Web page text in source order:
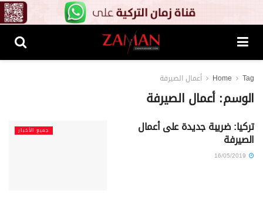
Home Tag أعمال الصيرفة
الوسم:أعمال الصيرفة
جميع الأخبار تركيا: ضريبة جديدة على أعمال
الصيرفة